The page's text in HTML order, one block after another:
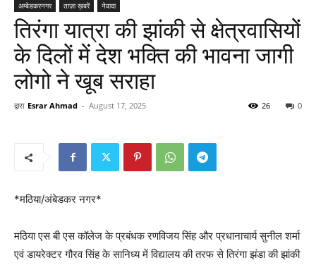
अम्बेडकरनगर ताज़ा ख़बरें नेवादा
तिरंगा यात्रा की झांकी से क्षेत्रवासियों
के दिलों में देश भक्ति की भावना जागी
लोगो ने खूब सराहा
द्वारा Esrar Ahmad - August 17, 2025 0
26
*मठिया/अंबेडकर नगर*
मठिया एस बी एस कॉलेज के प्रबंधक रणविजय सिंह और प्रधानाचार्य सुनील शर्मा
एवं डायरेक्टर गौरव सिंह के सानिध्य में विद्यालय की तरफ से तिरंगा झंडा की झांकी